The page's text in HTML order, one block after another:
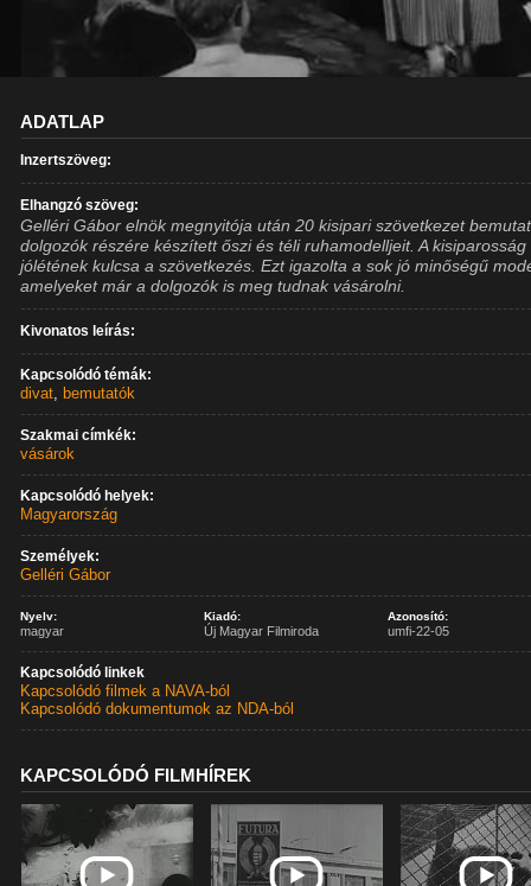
ADATLAP
Inzertszöveg:
Elhangzó szöveg:
Gelléri Gábor elnök megnyitója után 20 kisipari szövetkezet
dolgozók részére készített őszi és téli ruhamodelljeit. A kisiparosság
jólétének kulcsa a szövetkezés. Ezt igazolta a sok jó minőségű
amelyeket már a dolgozók is meg tudnak vásárolni.
Kivonatos leírás:
Kapcsolódó témák:
divat, bemutatók
Szakmai címkék:
vásárok
Kapcsolódó helyek:
Magyarország
Személyek:
Gelléri Gábor
Nyelv:
magyar
Kiadó:
Új Magyar Filmiroda
Azonosító:
umfi-22-05
Kapcsolódó linkek
Kapcsolódó filmek a NAVA-ból
Kapcsolódó dokumentumok az NDA-ból
KAPCSOLÓDÓ FILMHÍREK